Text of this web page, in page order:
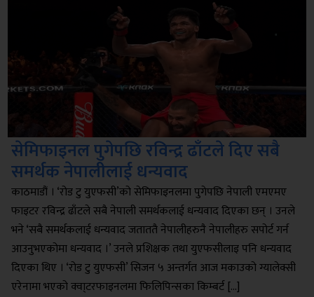
सेमिफाइनल पुगेपछि रविन्द्र ढाँटले दिए सबै
समर्थक नेपालीलाई धन्यवाद
काठमाडौं । ‘रोड टु युएफसी’को सेमिफाइनलमा पुगेपछि नेपाली एमएमए
फाइटर रविन्द्र ढाँटले सबै नेपाली समर्थकलाई धन्यवाद दिएका छन् । उनले
भने ‘सबै समर्थकलाई धन्यवाद जताततै नेपालीहरुनै नेपालीहरु सपोर्ट गर्न
आउनुभएकोमा धन्यवाद ।’ उनले प्रशिक्षक तथा युएफसीलाइ पनि धन्यवाद
दिएका थिए । ‘रोड टु युएफसी’ सिजन ५ अन्तर्गत आज मकाउको ग्यालेक्सी
एरेनामा भएको क्वा्टरफाइनलमा फिलिपिन्सका किम्बर्ट […]